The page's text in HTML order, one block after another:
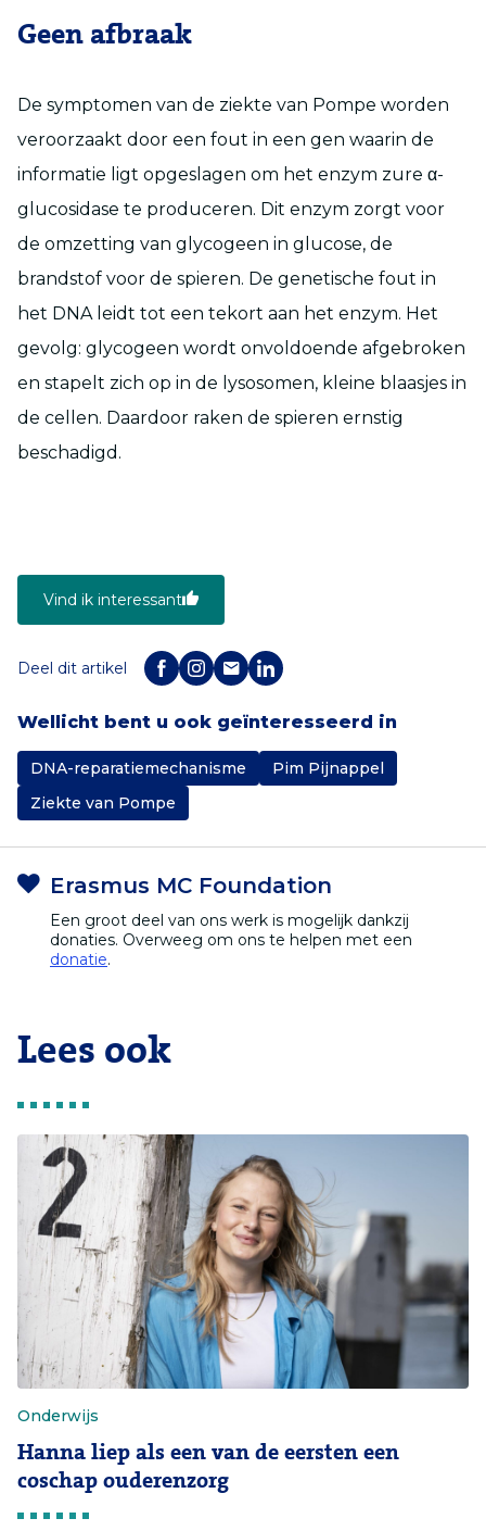
Geen afbraak
De symptomen van de ziekte van Pompe worden
veroorzaakt door een fout in een gen waarin de
informatie ligt opgeslagen om het enzym zure α-
glucosidase te produceren. Dit enzym zorgt voor
de omzetting van glycogeen in glucose, de
brandstof voor de spieren. De genetische fout in
het DNA leidt tot een tekort aan het enzym. Het
gevolg: glycogeen wordt onvoldoende afgebroken
en stapelt zich op in de lysosomen, kleine blaasjes in
de cellen. Daardoor raken de spieren ernstig
beschadigd.
Vind ik interessant
Deel dit artikel
Wellicht bent u ook geïnteresseerd in
DNA-reparatiemechanisme
Pim Pijnappel
Ziekte van Pompe
Erasmus MC Foundation
Een groot deel van ons werk is mogelijk dankzij
donaties. Overweeg om ons te helpen met een
donatie.
Lees ook
Onderwijs
Hanna liep als een van de eersten een
coschap ouderenzorg